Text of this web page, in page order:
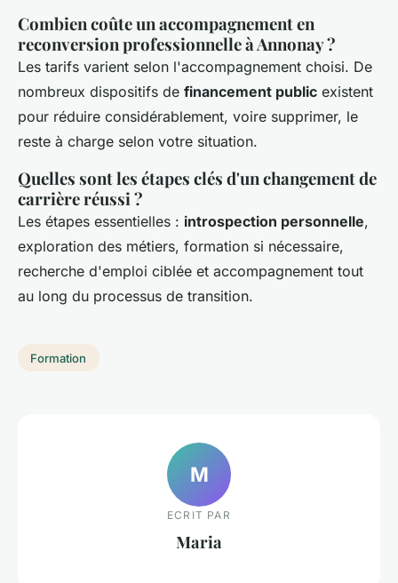
Combien coûte un accompagnement en
reconversion professionnelle à Annonay ?
Les tarifs varient selon l'accompagnement choisi. De
nombreux dispositifs de financement public existent
pour réduire considérablement, voire supprimer, le
reste à charge selon votre situation.
Quelles sont les étapes clés d'un changement de
carrière réussi ?
Les étapes essentielles : introspection personnelle,
exploration des métiers, formation si nécessaire,
recherche d'emploi ciblée et accompagnement tout
au long du processus de transition.
Formation
M
ECRIT PAR
Maria